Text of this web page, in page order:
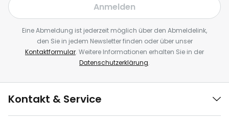
Anmelden
Eine Abmeldung ist jederzeit möglich über den Abmeldelink,
den Sie in jedem Newsletter finden oder über unser
Kontaktformular. Weitere Informationen erhalten Sie in der
Datenschutzerklärung.
Kontakt & Service